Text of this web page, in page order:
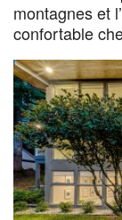
montagnes et
confortable